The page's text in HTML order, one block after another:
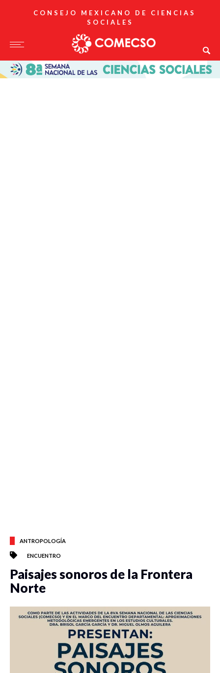
CONSEJO MEXICANO DE CIENCIAS
SOCIALES
ANTROPOLOGÍA
ENCUENTRO
Paisajes sonoros de la Frontera
Norte